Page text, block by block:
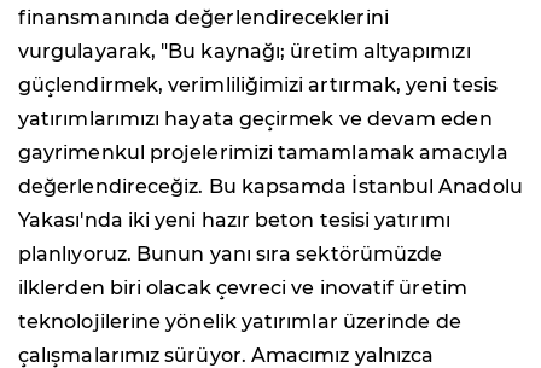
finansmanında değerlendireceklerini
vurgulayarak, "Bu kaynağı; üretim altyapımızı
güçlendirmek, verimliliğimizi artırmak, yeni tesis
yatırımlarımızı hayata geçirmek ve devam eden
gayrimenkul projelerimizi tamamlamak amacıyla
değerlendireceğiz. Bu kapsamda İstanbul Anadolu
Yakası'nda iki yeni hazır beton tesisi yatırımı
planlıyoruz. Bunun yanı sıra sektörümüzde
ilklerden biri olacak çevreci ve inovatif üretim
teknolojilerine yönelik yatırımlar üzerinde de
çalışmalarımız sürüyor. Amacımız yalnızca